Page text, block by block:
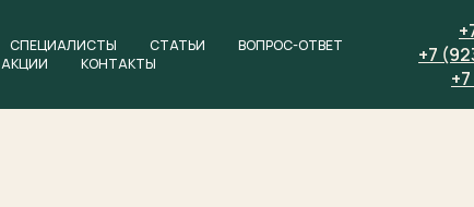
СПЕЦИАЛИСТЫ СТАТЬИ
ВОПРОС-ОТВЕТ
АКЦИИ
КОНТАКТЫ
+7